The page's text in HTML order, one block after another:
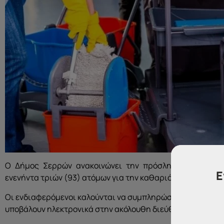
Ο Δήμος Σερρών ανακοινώνει την πρόσληψη, με
ενενήντα τριών (93) ατόμων για την καθαριότητα
Οι ενδιαφερόμενοι καλούνται να συμπληρώσουν μόνο
υποβάλουν ηλεκτρονικά στην ακόλουθη διεύθυνση: